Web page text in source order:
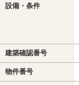
設備・条件
建築確認番号
物件番号